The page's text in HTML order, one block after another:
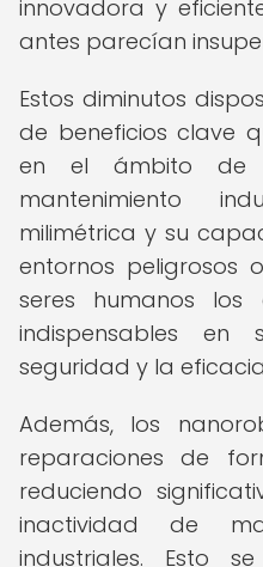
innovadora y
antes parecían
Estos diminutos
de beneficios clave
en el ámbito de
mantenimiento
milimétrica y su
entornos peligrosos
seres humanos los
indispensables en
seguridad y la
Además, los
reparaciones de
reduciendo
inactividad de
industriales. Esto